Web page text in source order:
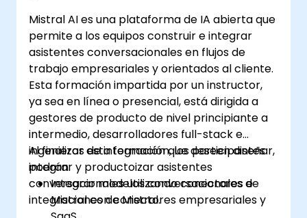
Mistral AI es una plataforma de IA abierta que
permite a los equipos construir e integrar
asistentes conversacionales en flujos de
trabajo empresariales y orientados al cliente.
Esta formación impartida por un instructor,
ya sea en línea o presencial, está dirigida a
gestores de producto de nivel principiante a
intermedio, desarrolladores full-stack e
ingenieros de integración que deseen diseñar,
integrar y productoizar asistentes
conversacionales utilizando conectores e
integraciones de Mistral.
Al finalizar esta formación, los participantes
podrán:
Integrar modelos conversacionales de
Mistral con conectores empresariales y